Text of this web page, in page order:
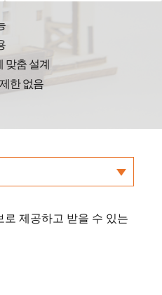
맞춤 설계
한 없음
제공하고 받을 수 있는